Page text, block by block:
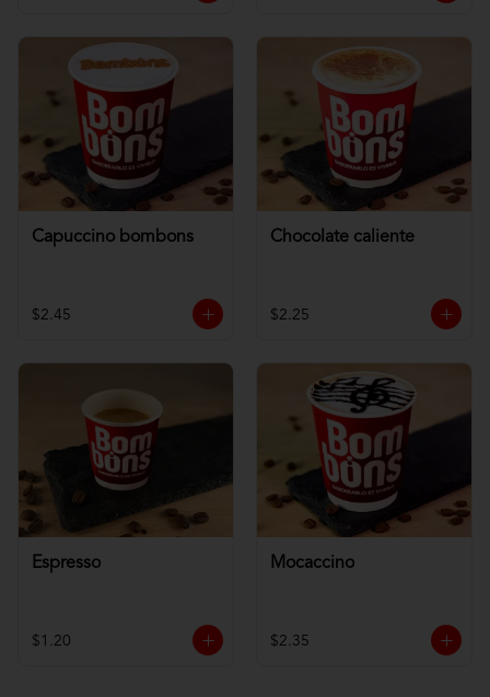
Capuccino bombons
$2.45
Chocolate caliente
$2.25
Espresso
$1.20
Mocaccino
$2.35